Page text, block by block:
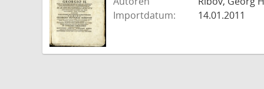
Importdatum:
14.01.2011